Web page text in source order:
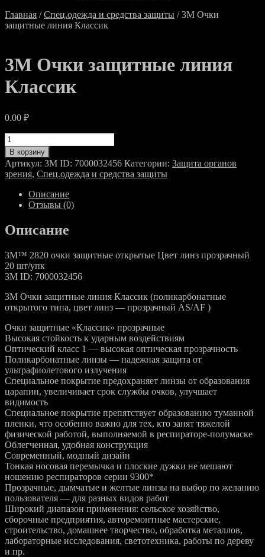
Главная /Спец.одежда и средства защиты / 3M Очки
защитныe линия Классик
3M Очки защитныe линия
Классик
0.00 ₽
Количество
товара
3M
Очки
защитныe
линия
Классик
В корзину
Артикул: 3M ID: 7000032456 Категории: Защита органов
зрения, Спец.одежда и средства защиты
Описание
Отзывы (0)
Описание
3М™ 2820 очки защитные открытые Цвет линз прозрачный
20 шт/упк
3M ID: 7000032456
3M Очки защитныe линия Классик (поликарбонатные
открытого типа, цвет линз — прозрачный AS/AF )
Очки защитные «Классик» прозрачные
Высокая стойкость к ударным воздействиям
Оптический класс 1 — высокая оптическая прозрачность
Поликарбонатные линзы — надежная защита от
ультрафиолетового излучения
Специальное покрытие предохраняет линзы от образования
царапин, увеличивает срок службы очков, улучшает
видимость
Специальное покрытие препятствует образованию туманной
пленки, что особенно важно для тех, кто занят тяжелой
физической работой, выполняемой в респираторе-полумаске
Облегченная, удобная конструкция
Современный, модный дизайн
Тонкая носовая перемычка и плоские дужки не мешают
ношению респираторов серии 9300*
Прозрачные, дымчатые и желтые линзы на выбор по желанию
пользователя — для разных видов работ
Широкий диапазон применения: сельское хозяйство,
сборочные предприятия, авторемонтные мастерские,
строительство, домашнее творчество, обработка металлов,
лабораторные исследования, светотехника, работы по дереву
и пр.